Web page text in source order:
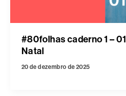
#80folhas caderno 1 –
Natal
20 de dezembro de 2025